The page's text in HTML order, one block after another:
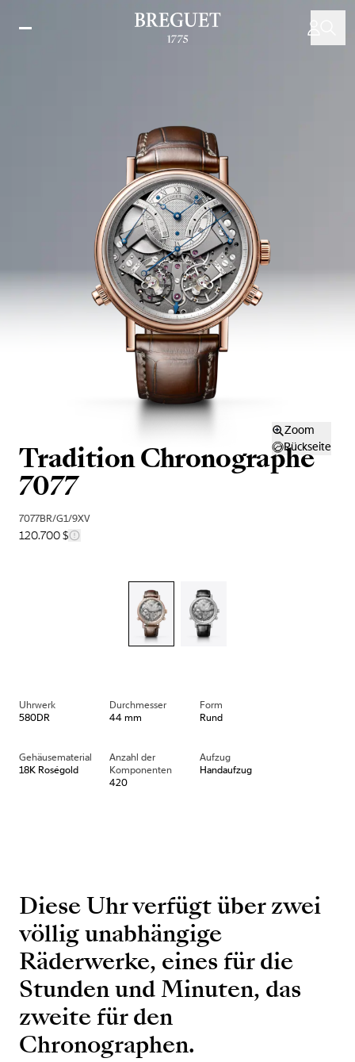
zum
Zoom
Rückseite
Tradition Chronographe
7077
7077BR/G1/9XV
120.700 $
Uhrwerk
580DR
Durchmesser
44 mm
Form
Rund
Gehäusematerial
18K Roségold
Anzahl der
Komponenten
420
Aufzug
Handaufzug
Diese Uhr verfügt über zwei
völlig unabhängige
Räderwerke, eines für die
Stunden und Minuten, das
zweite für den
Chronographen.